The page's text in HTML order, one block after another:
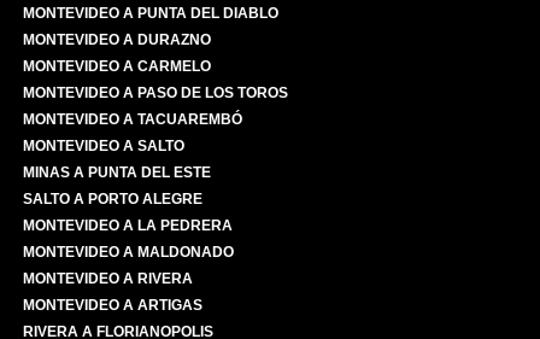
MONTEVIDEO A PUNTA DEL DIABLO
MONTEVIDEO A DURAZNO
MONTEVIDEO A CARMELO
MONTEVIDEO A PASO DE LOS TOROS
MONTEVIDEO A TACUAREMBÓ
MONTEVIDEO A SALTO
MINAS A PUNTA DEL ESTE
SALTO A PORTO ALEGRE
MONTEVIDEO A LA PEDRERA
MONTEVIDEO A MALDONADO
MONTEVIDEO A RIVERA
MONTEVIDEO A ARTIGAS
RIVERA A FLORIANOPOLIS